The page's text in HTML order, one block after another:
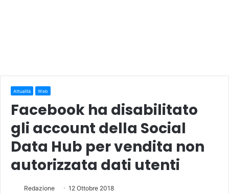
Attualità Web
Facebook ha disabilitato
gli account della Social
Data Hub per vendita non
autorizzata dati utenti
Redazione 12 Ottobre 2018